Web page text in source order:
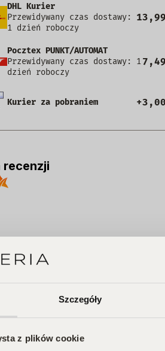
Szczegóły
z plików cookie
DHL Kurier
Przewidywany czas dostawy:
1 dzień roboczy
Pocztex PUNKT/AUTOMAT
Przewidywany czas dostawy: 1
dzień roboczy
Kurier za pobraniem
recenzji